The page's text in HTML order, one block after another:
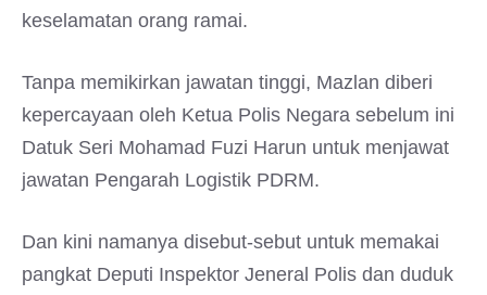
keselamatan orang ramai.
Tanpa memikirkan jawatan tinggi, Mazlan diberi
kepercayaan oleh Ketua Polis Negara sebelum ini
Datuk Seri Mohamad Fuzi Harun untuk menjawat
jawatan Pengarah Logistik PDRM.
Dan kini namanya disebut-sebut untuk memakai
pangkat Deputi Inspektor Jeneral Polis dan duduk